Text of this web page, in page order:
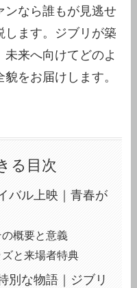
ンなら誰もが見逃せ
します。ジブリが築
来へ向けてどのよ
をお届けします。
る目次
バル上映｜青春が
概要と意義
と来場者特典
別な物語｜ジブリ